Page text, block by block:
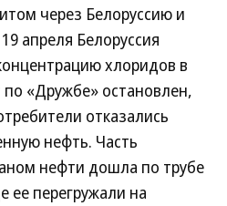
через Белоруссию и
апреля Белоруссия
хлоридов в
по «Дружбе» остановлен,
отказались
нефть. Часть
нефти дошла по трубе
ее перегружали на